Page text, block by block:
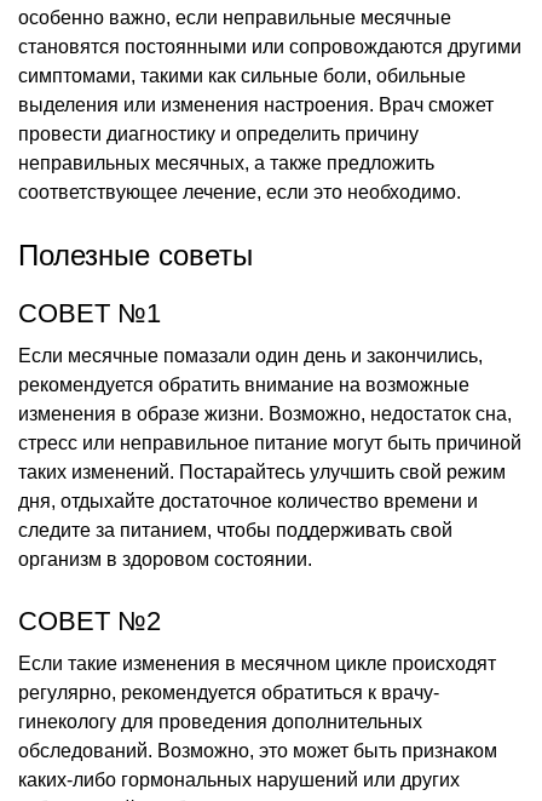
особенно важно, если неправильные месячные
становятся постоянными или сопровождаются другими
симптомами, такими как сильные боли, обильные
выделения или изменения настроения. Врач сможет
провести диагностику и определить причину
неправильных месячных, а также предложить
соответствующее лечение, если это необходимо.
Полезные советы
СОВЕТ №1
Если месячные помазали один день и закончились,
рекомендуется обратить внимание на возможные
изменения в образе жизни. Возможно, недостаток сна,
стресс или неправильное питание могут быть причиной
таких изменений. Постарайтесь улучшить свой режим
дня, отдыхайте достаточное количество времени и
следите за питанием, чтобы поддерживать свой
организм в здоровом состоянии.
СОВЕТ №2
Если такие изменения в месячном цикле происходят
регулярно, рекомендуется обратиться к врачу-
гинекологу для проведения дополнительных
обследований. Возможно, это может быть признаком
каких-либо гормональных нарушений или других